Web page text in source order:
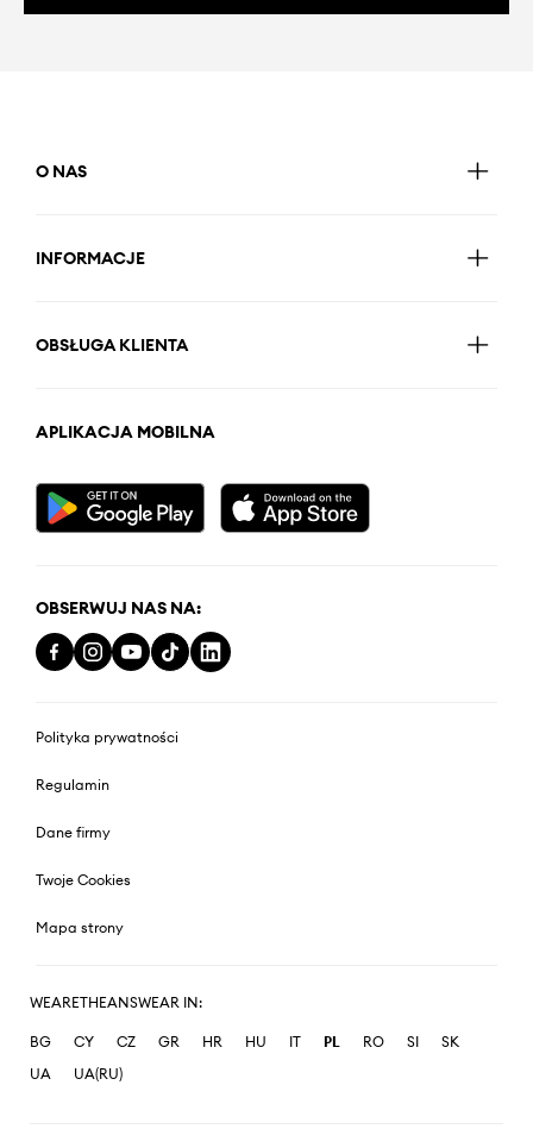
O NAS
INFORMACJE
OBSŁUGA KLIENTA
APLIKACJA MOBILNA
OBSERWUJ NAS NA:
Polityka prywatności
Regulamin
Dane firmy
Twoje Cookies
Mapa strony
WEARETHEANSWEAR IN:
BG CY CZ GR HR HU IT PL RO SI
SK
UA
UA(RU)